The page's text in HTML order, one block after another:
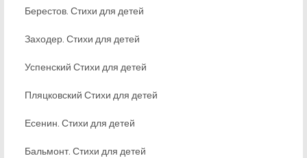
Берестов. Стихи для детей
Заходер. Стихи для детей
Успенский Стихи для детей
Пляцковский Стихи для детей
Есенин. Стихи для детей
Бальмонт. Стихи для детей